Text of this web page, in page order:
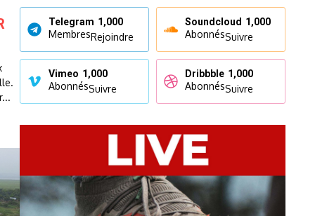
Telegram 1,000
MembresRejoindre
Soundcloud 1,000
AbonnésSuivre
Vimeo 1,000
AbonnésSuivre
Dribbble 1,000
AbonnésSuivre